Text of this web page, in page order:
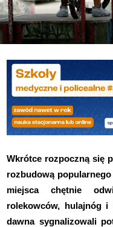
Wkrótce rozpoczną się
rozbudową
miejsca chętnie
rolekowców, hulajnóg i
dawna sygnalizowali